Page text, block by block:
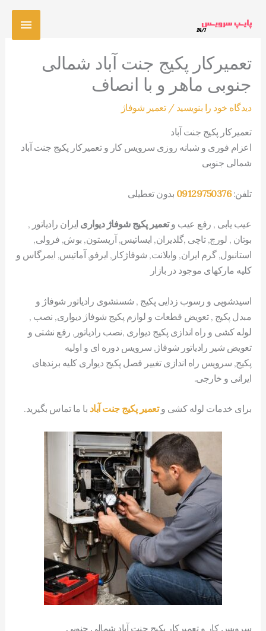
تعمیرکار پکیج جنت آباد شمالی
جنوبی ماهر و با انصاف
دیدگاه‌ خود را بنویسید /تعمیر شوفاژ
تعمیرکار پکیج جنت آباد
اعزام فوری و شبانه روزی سرویس کار و تعمیرکار پکیج جنت آباد
شمالی جنوبی
تلفن:09129750376 بدون تعطیلی
عیب یابی , رفع عیب وتعمیر پکیج شوفاژ دیواری ایران رادیاتور ,
بوتان , لورچ, تاچی ,گلدیران, ایساتیس, آریستون, بوش, فرولی,
استانبول, گرم ایران, وایلانت, شوفاژکار, ایرفو, آماتیس, ایمرگاس و
کلیه مارکهای موجود در بازار
اسیدشویی و رسوب زدایی پکیج , شستشوی رادیاتور شوفاژ و
مبدل پکیج , تعویض قطعات و لوازم پکیج شوفاژ دیواری, نصب ,
لوله کشی و راه اندازی پکیج دیواری ,نصب رادیاتور, رفع نشتی و
تعویض شیر رادیاتور شوفاژ, سرویس دوره ای و اولیه
پکیج, سرویس راه اندازی تغییر فصل پکیج دیواری کلیه برندهای
ایرانی و خارجی.
برای خدمات لوله کشی وتعمیر پکیج جنت آباد با ما تماس بگیرید.
سرویس کار و تعمیرکار پکیج جنت آباد شمالی جنوبی